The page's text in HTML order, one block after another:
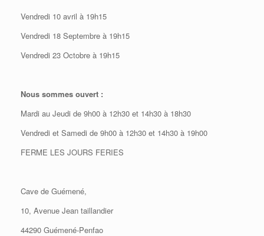
Vendredi 10 avril à 19h15
Vendredi 18 Septembre à 19h15
Vendredi 23 Octobre à 19h15
Nous sommes ouvert :
Mardi au Jeudi de 9h00 à 12h30 et 14h30 à 18h30
Vendredi et Samedi de 9h00 à 12h30 et 14h30 à 19h00
FERME LES JOURS FERIES
Cave de Guémené,
10, Avenue Jean taillandier
44290 Guémené-Penfao